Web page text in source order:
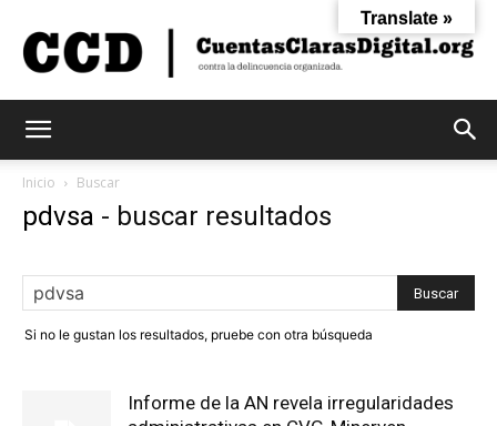
Inicio Buscar
pdvsa - buscar resultados
Si no le gustan los resultados, pruebe con otra búsqueda
Informe de la AN revela irregularidades
Translate »